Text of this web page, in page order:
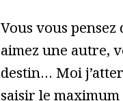
Vous vous
aimez une autre,
destin… Moi